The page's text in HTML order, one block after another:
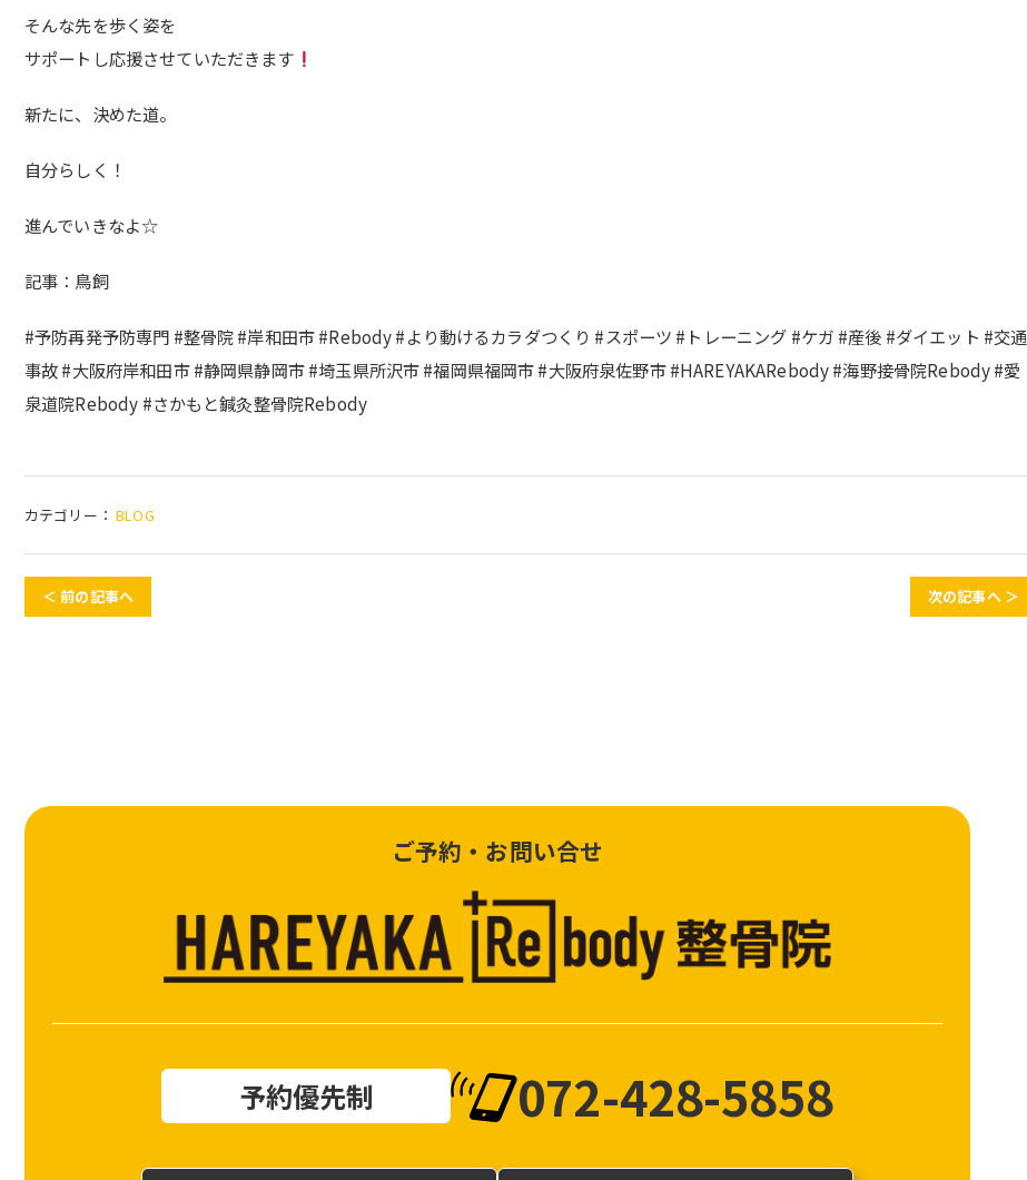
そんな先を歩く姿を
サポートし応援させていただきます
新たに、決めた道。
自分らしく！
進んでいきなよ☆
記事：鳥飼
#予防再発予防専門 #整骨院 #岸和田市 #Rebody #より動けるカラダつくり #スポーツ #トレーニング #ケガ #産後 #ダイエット #交通
事故 #大阪府岸和田市 #静岡県静岡市 #埼玉県所沢市 #福岡県福岡市 #大阪府泉佐野市 #HAREYAKARebody #海野接骨院Rebody #愛
泉道院Rebody #さかもと鍼灸整骨院Rebody
カテゴリー： BLOG
＜ 前の記事へ 次の記事へ ＞
ご予約・お問い合せ
予約優先制 072-428-5858